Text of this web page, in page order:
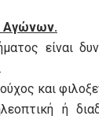
Αγώνων.
είναι
και
ή